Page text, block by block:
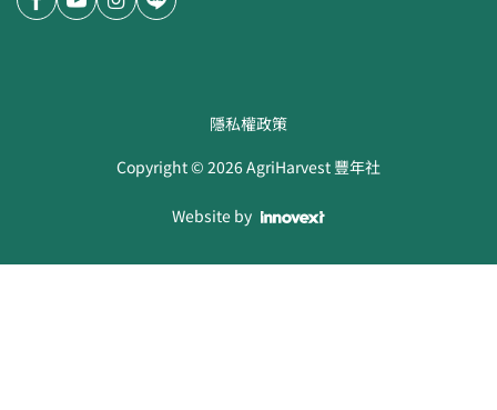
隱私權政策
Copyright ©2026AgriHarvest 豐年社
Website by